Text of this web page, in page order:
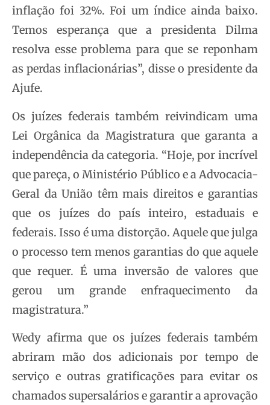
inflação foi 32%. Foi um índice ainda baixo.
Temos esperança que a presidenta Dilma
resolva esse problema para que se reponham
as perdas inflacionárias”, disse o presidente da
Ajufe.
Os juízes federais também reivindicam uma
Lei Orgânica da Magistratura que garanta a
independência da categoria. “Hoje, por incrível
que pareça, o Ministério Público e a Advocacia-
Geral da União têm mais direitos e garantias
que os juízes do país inteiro, estaduais e
federais. Isso é uma distorção. Aquele que julga
o processo tem menos garantias do que aquele
que requer. É uma inversão de valores que
gerou um grande enfraquecimento da
magistratura.”
Wedy afirma que os juízes federais também
abriram mão dos adicionais por tempo de
serviço e outras gratificações para evitar os
chamados supersalários e garantir a aprovação